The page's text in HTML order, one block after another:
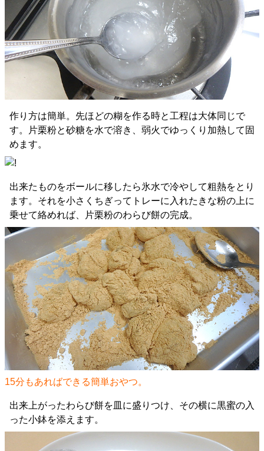
作り方は簡単。先ほどの糊を作る時と工程は大体同じで
す。片栗粉と砂糖を水で溶き、弱火でゆっくり加熱して固
めます。
出来たものをボールに移したら氷水で冷やして粗熱をとり
ます。それを小さくちぎってトレーに入れたきな粉の上に
乗せて絡めれば、片栗粉のわらび餅の完成。
15分もあればできる簡単おやつ。
出来上がったわらび餅を皿に盛りつけ、その横に黒蜜の入
った小鉢を添えます。